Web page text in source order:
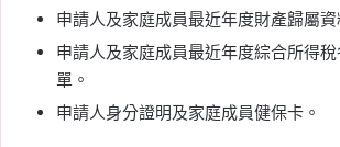
申請人及家庭成員最近年度財產歸屬資
申請人及家庭成員最近年度綜合所得
單。
申請人身分證明及家庭成員健保卡。